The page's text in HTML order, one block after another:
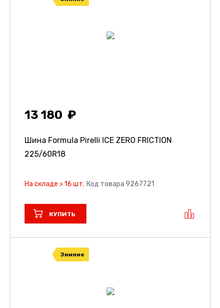
13 180
Шина Formula Pirelli ICE ZERO FRICTION
225/60R18
На складе > 16 шт. Код товара 9267721
КУПИТЬ
Зимние